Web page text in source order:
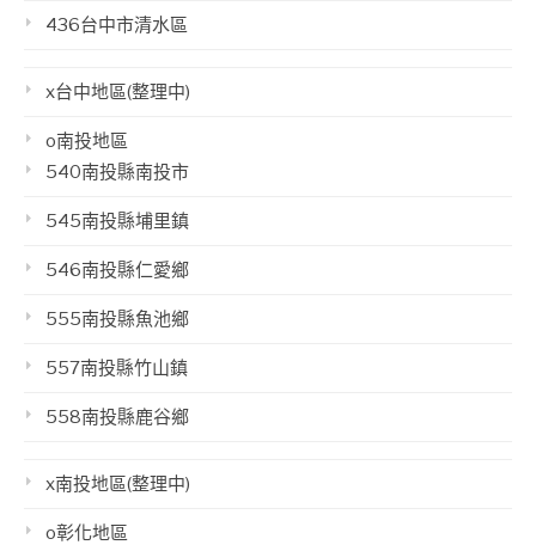
436台中市清水區
x台中地區(整理中)
o南投地區
540南投縣南投市
545南投縣埔里鎮
546南投縣仁愛鄉
555南投縣魚池鄉
557南投縣竹山鎮
558南投縣鹿谷鄉
x南投地區(整理中)
o彰化地區